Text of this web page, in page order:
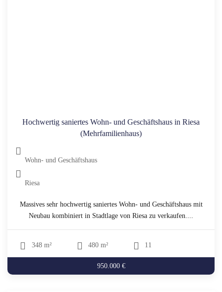
Hochwertig saniertes Wohn- und Geschäftshaus in Riesa
(Mehrfamilienhaus)
Wohn- und Geschäftshaus
Riesa
Massives sehr hochwertig saniertes Wohn- und Geschäftshaus mit
Neubau kombiniert in Stadtlage von Riesa zu verkaufen....
348 m² 480 m² 11
950.000 €